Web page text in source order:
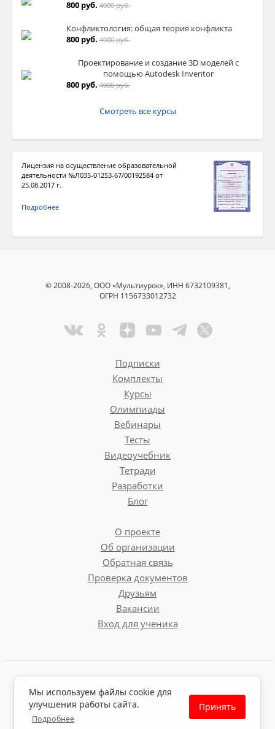
800 руб. 4000 руб.
Конфликтология: общая теория конфликта
800 руб. 4000 руб.
Проектирование и создание 3D моделей с
помощью Autodesk Inventor
800 руб. 4000 руб.
Смотреть все курсы
Лицензия на осуществление образовательной
деятельности №Л035-01253-67/00192584 от
25.08.2017 г.
Подробнее
© 2008-2026, ООО «Мультиурок», ИНН 6732109381,
ОГРН 1156733012732
Подписки
Комплекты
Курсы
Олимпиады
Вебинары
Тесты
Видеоучебник
Тетради
Разработки
Блог
О проекте
Об организации
Обратная связь
Проверка документов
Друзьям
Вакансии
Вход для ученика
Политика обработки персональных данных
Политика использования файлов cookie
Мы используем файлы cookie для
улучшения работы сайта.
Подробнее
Принять